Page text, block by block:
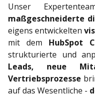
Unser
maßgeschneiderte
eigens entwickelten
mit dem HubSpot
strukturierte und
Leads, neue
Vertriebsprozesse
auf das Wesentliche -